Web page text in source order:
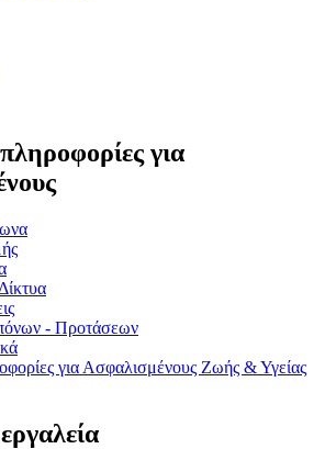
για
- Προτάσεων
για Ασφαλισμένους Ζωής & Υγείας